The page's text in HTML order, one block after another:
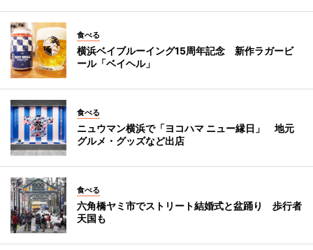
食べる
横浜ベイブルーイング15周年記念 新作ラガービ
ール「ベイヘル」
食べる
ニュウマン横浜で「ヨコハマ ニュー縁日」 地元
グルメ・グッズなど出店
食べる
六角橋ヤミ市でストリート結婚式と盆踊り 歩行者
天国も